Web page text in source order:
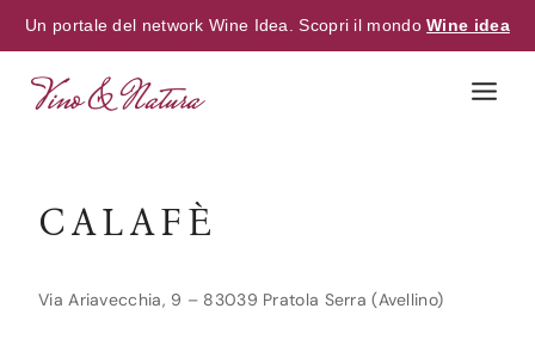
Un portale del network Wine Idea. Scopri il mondoWine idea
CALAFÈ
Via Ariavecchia, 9 – 83039 Pratola Serra (Avellino)